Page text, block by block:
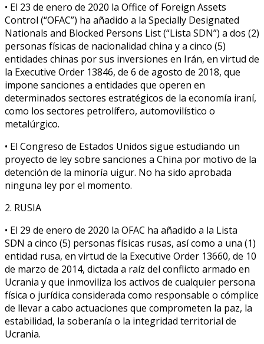
• El 23 de enero de 2020 la Office of Foreign Assets
Control (“OFAC”) ha añadido a la Specially Designated
Nationals and Blocked Persons List (“Lista SDN”) a dos (2)
personas físicas de nacionalidad china y a cinco (5)
entidades chinas por sus inversiones en Irán, en virtud de
la Executive Order 13846, de 6 de agosto de 2018, que
impone sanciones a entidades que operen en
determinados sectores estratégicos de la economía iraní,
como los sectores petrolífero, automovilístico o
metalúrgico.
• El Congreso de Estados Unidos sigue estudiando un
proyecto de ley sobre sanciones a China por motivo de la
detención de la minoría uigur. No ha sido aprobada
ninguna ley por el momento.
2. RUSIA
• El 29 de enero de 2020 la OFAC ha añadido a la Lista
SDN a cinco (5) personas físicas rusas, así como a una (1)
entidad rusa, en virtud de la Executive Order 13660, de 10
de marzo de 2014, dictada a raíz del conflicto armado en
Ucrania y que inmoviliza los activos de cualquier persona
física o jurídica considerada como responsable o cómplice
de llevar a cabo actuaciones que comprometen la paz, la
estabilidad, la soberanía o la integridad territorial de
Ucrania.